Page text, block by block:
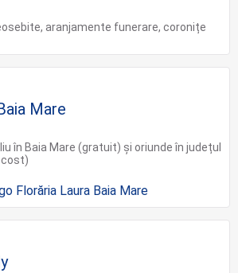
aranjamente funerare, coronițe
Mare
în Baia Mare (gratuit) și oriunde în județul